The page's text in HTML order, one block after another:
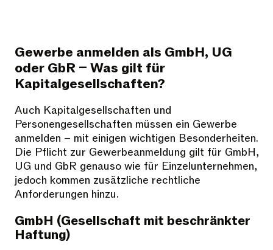
Gewerbe anmelden als GmbH, UG
oder GbR – Was gilt für
Kapitalgesellschaften?
Auch Kapitalgesellschaften und
Personengesellschaften müssen ein Gewerbe
anmelden – mit einigen wichtigen Besonderheiten.
Die Pflicht zur Gewerbeanmeldung gilt für GmbH,
UG und GbR genauso wie für Einzelunternehmen,
jedoch kommen zusätzliche rechtliche
Anforderungen hinzu.
GmbH (Gesellschaft mit beschränkter
Haftung)